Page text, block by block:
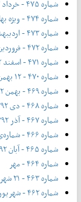
شماره ۴۷۵ - خرداد ۱۳۹۳
شماره ۴۷۴ - ویژه بهار - ۲۰ اردیبهشت ۱۳۹۳
شماره ۴۷۳ - اردیبهشت ۱۳۹۳
شماره ۴۷۲ - فروردین ۱۳۹۳
شماره ۴۷۱ - اسفند ۱۳۹۲
شماره ۴۷۰ - ۱۲ بهمن ۱۳۹۲ (ویژه جشنواره فیلم فجر)
شماره ۴۶۹ - بهمن ۱۳۹۲
شماره ۴۶۸ - دی ۱۳۹۲
شماره ۴۶۷ - آذر ۱۳۹۲
شماره ۴۶۶ - شماره‌ی ۴۶۶، ویژه‌ی پاییز ۱۳۹۲
شماره ۴۶۵ - آبان ۱۳۹۲
شماره ۴۶۴ - مهر
شماره ۴۶۳ - ۲۱ شهریور
شماره ۴۶۲ - شهریور ۱۳۹۲